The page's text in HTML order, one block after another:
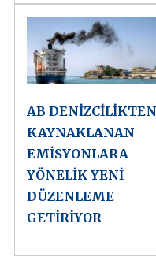
AB DENİZCİLİKTEN
KAYNAKLANAN
EMİSYONLARA
YÖNELİK YENİ
DÜZENLEME
GETİRİYOR